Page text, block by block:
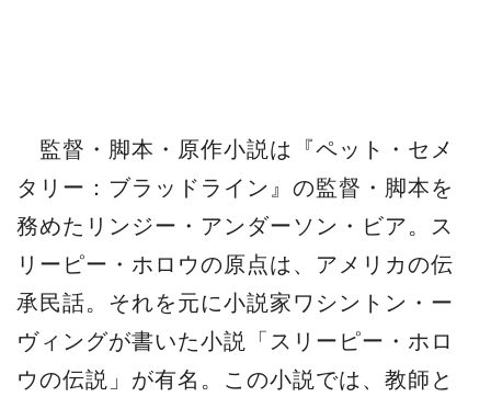
監督・脚本・原作小説は『ペット・セメ
タリー：ブラッドライン』の監督・脚本を
務めたリンジー・アンダーソン・ビア。ス
リーピー・ホロウの原点は、アメリカの伝
承民話。それを元に小説家ワシントン・ー
ヴィングが書いた小説「スリーピー・ホロ
ウの伝説」が有名。この小説では、教師と